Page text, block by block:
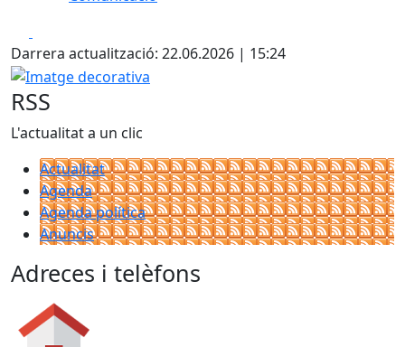
Darrera actualització: 22.06.2026 | 15:24
Imatge decorativa
RSS
L'actualitat a un clic
Actualitat
Agenda
Agenda política
Anuncis
Adreces i telèfons